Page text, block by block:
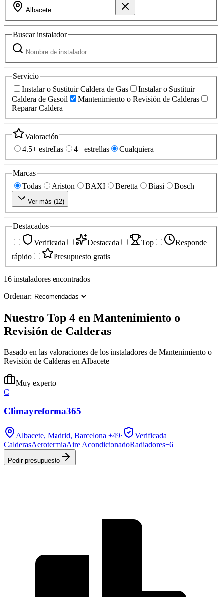
Buscarinstalador
Servicio
Instalar o Sustituir Caldera de Gas
Instalar o Sustituir
Caldera de Gasoil
Mantenimiento o Revisión de Calderas
Reparar Caldera
Valoración
4.5+ estrellas
4+ estrellas Cualquiera
Marcas
Todas
Ariston BAXI Beretta Biasi Bosch
Ver más (12)
Destacados
Verificada
Destacada Top
Responde
rápido
Presupuesto gratis
16 instaladores encontrados
Ordenar:
Nuestro Top 4 en Mantenimiento o
Revisión de Calderas
Basado en las valoraciones de los instaladores de Mantenimiento o
Revisión de Calderas en Albacete
Muy experto
C
Climayreforma365
Albacete, Madrid, Barcelona +49·
Verificada
CalderasAerotermiaAire AcondicionadoRadiadores+6
Pedir presupuesto